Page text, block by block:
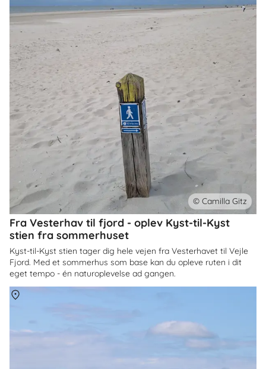
Fra Vesterhav til fjord - oplev Kyst-til-Kyst
stien fra sommerhuset
Kyst-til-Kyst stien tager dig hele vejen fra Vesterhavet til Vejle
Fjord. Med et sommerhus som base kan du opleve ruten i dit
eget tempo - én naturoplevelse ad gangen.
© Camilla Gitz